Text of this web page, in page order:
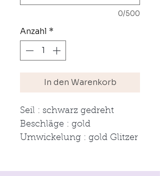
0/500
Anzahl *
In den Warenkorb
Seil : schwarz gedreht
Beschläge : gold
Umwickelung : gold Glitzer